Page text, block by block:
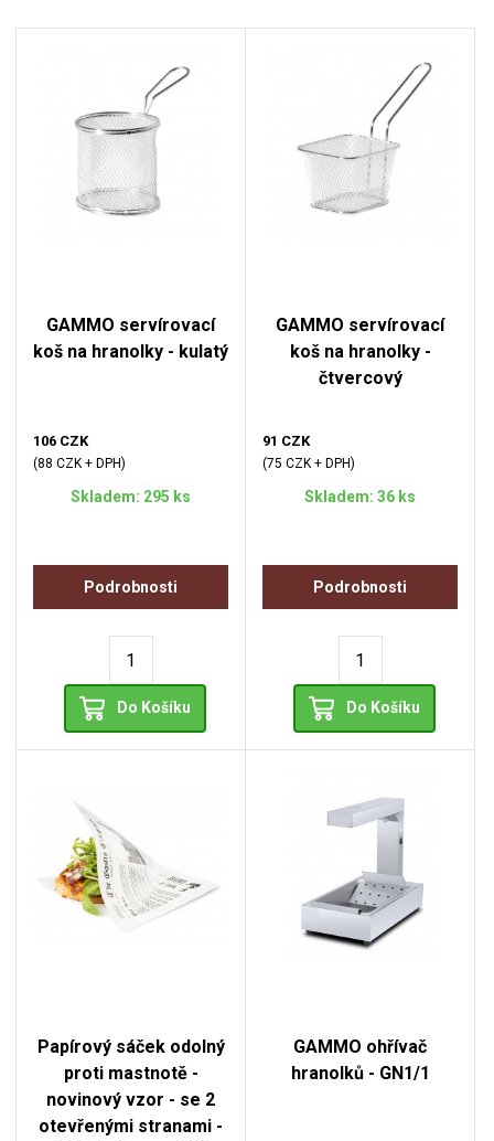
GAMMO servírovací
koš na hranolky - kulatý
106 CZK
(88 CZK + DPH)
Skladem: 295 ks
Podrobnosti
Do Košíku
GAMMO servírovací
koš na hranolky -
čtvercový
91 CZK
(75 CZK + DPH)
Skladem: 36 ks
Podrobnosti
Do Košíku
Papírový sáček odolný
proti mastnotě -
novinový vzor - se 2
otevřenými stranami -
GAMMO ohřívač
hranolků - GN1/1